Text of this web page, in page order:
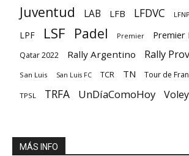
Juventud LAB LFB LFDVC LFNP
LPF LSF Padel Premier Premier
Qatar 2022 Rally Argentino Rally
San Luis San Luis FC TCR TN Tour de
TPSL TRFA UnDíaComoHoy Voley
MÁS INFO